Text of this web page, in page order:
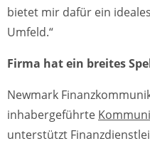
bietet mir dafür ein
Umfeld.“
Firma hat ein breites
Newmark
inhabergeführte
unterstützt